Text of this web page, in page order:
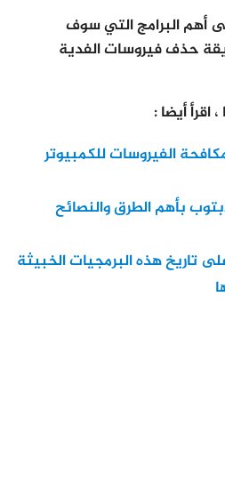
أهم البرامج التي سوف
حذف فيروسات الفدية
اقرأ أيضا :
الفيروسات للكمبيوتر
بأهم الطرق والنصائح
تاريخ هذه البرمجيات الخبيثة